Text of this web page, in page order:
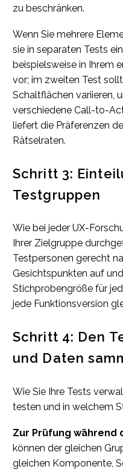
zu beschränken.
Wenn Sie mehrere
sie in separaten Tests
beispielsweise in Ihrem
vor; im zweiten Test
Schaltflächen variieren,
verschiedene Call-to-
liefert die Präferenzen
Rätselraten.
Schritt 3:
Testgruppen
Wie bei jeder UX-
Ihrer Zielgruppe
Testpersonen gerecht
Gesichtspunkten auf
Stichprobengröße für
jede Funktionsversion
Schritt 4: Den
und Daten
Wie Sie Ihre Tests
testen und in welchem
Zur Prüfung während
können der gleichen
gleichen Komponente,